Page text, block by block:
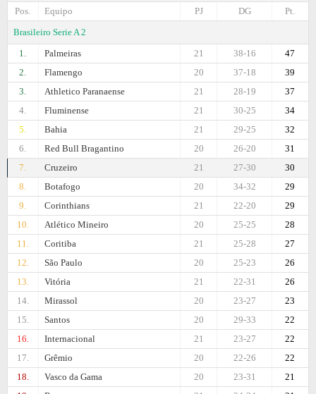
Pos. Equipo Pt.
DG
PJ
Brasileiro Serie A 2
1.
Palmeiras 47
38-16
21
2.
Flamengo 39
37-18
20
3.
Athletico Paranaense 37
28-19
21
4.
Fluminense 34
30-25
21
5.
Bahia 32
29-25
21
6.
Red Bull Bragantino 31
26-20
20
7.
Cruzeiro 30
27-30
21
8.
Botafogo 29
34-32
20
9.
Corinthians 29
22-20
21
10.
Atlético Mineiro 28
25-25
20
11.
Coritiba 27
25-28
21
12.
São Paulo 26
25-23
20
13.
Vitória 26
22-31
21
14.
Mirassol 23
23-27
20
15.
Santos 22
29-33
20
16.
Internacional 22
23-27
21
17.
Grêmio 22
22-26
20
18.
Vasco da Gama 21
23-31
20